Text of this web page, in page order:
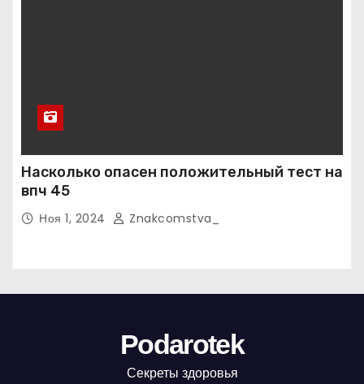
Насколько опасен положительный тест на
впч 45
Ноя 1, 2024 Znakcomstva_
Podarotek
Секреты здоровья